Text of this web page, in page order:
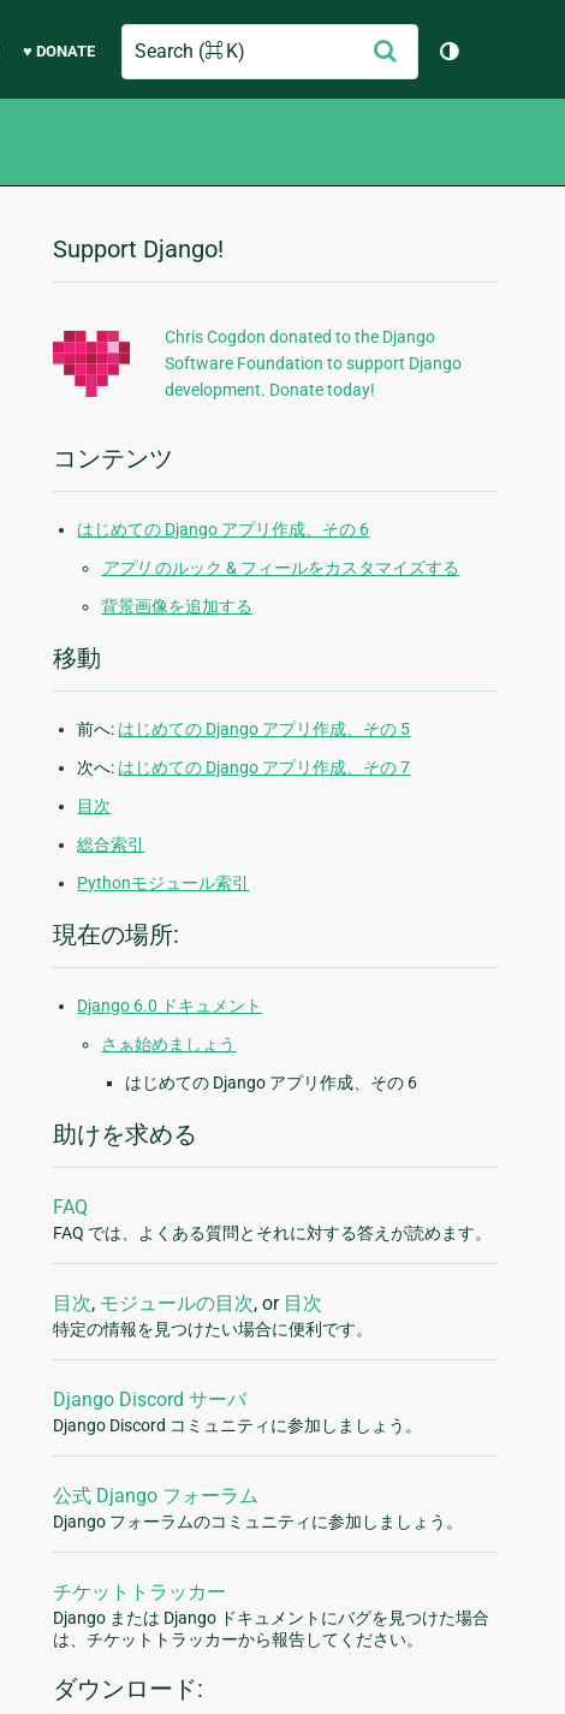
♥ DONATE
Search
信
テーマを切
追
加
的
な
報
Support Django!
Chris Cogdon donated to the Django
Software Foundation to support Django
development. Donate today!
コンテンツ
はじめての Django アプリ作成、その 6
アプリ のルック & フィールをカスタマイズする
背景画像を追加する
移動
前へ: はじめての Django アプリ作成、その 5
次へ: はじめての Django アプリ作成、その 7
目次
総合索引
Pythonモジュール索引
現在の場所:
Django 6.0 ドキュメント
さぁ始めましょう
はじめての Django アプリ作成、その 6
助けを求める
FAQ
FAQ では、よくある質問とそれに対する答えが読めます。
目次, モジュールの目次, or 目次
特定の情報を見つけたい場合に便利です。
Django Discord サーバ
Django Discord コミュニティに参加しましょう。
公式 Django フォーラム
Django フォーラムのコミュニティに参加しましょう。
チケットトラッカー
Django または Django ドキュメントにバグを見つけた場合
は、チケットトラッカーから報告してください。
ダウンロード: